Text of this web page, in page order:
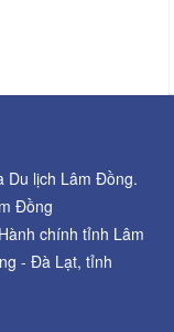
Du lịch Lâm Đồng.
Đồng
chính tỉnh Lâm
- Đà Lạt, tỉnh